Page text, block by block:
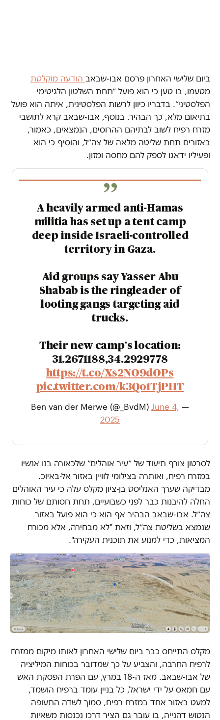
ביום שלישי האחרון פרסם אבו-שבאב הודעה מוקלטת
מטעמו, בו טען כי הוא פועל ״תחת השלטון הלגיטימי
הפלסטיני״. בדבריו כיוון לרשות הפלסטינית, איתה הוא פועל
בתיאום מלא, כך הבהיר. בנוסף, אבו-שבאב קרא לתושבי
מזרח רפיח לשוב לבתיהם ההרוסים, הנמצאים, כאמור,
באזורים תחת שליטה מלאה של צה״ל, והוסיף כי הוא
ופעיליו ידאגו לספק להם מחסה ומזון.
A heavily armed anti-Hamas
militia has set up a tent camp
deep inside Israeli-controlled
territory in Gaza.
Aid groups say Yasser Abu
Shabab is the ringleader of
looting gangs targeting aid
trucks.
Their new camp's location:
31.2671188,34.2929778
https://t.co/Xs2NO9dOPs
pic.twitter.com/k3Qo1TjPHT
— Ben van der Merwe (@_BvdM)
June 4,
2025
לסרטון צורף תיעוד של ״עיר אוהלים״ שלכאורה בנו אנשיו
במזרח רפיח, ואותרה בצילומי לוויין באזור אל-באיוכ.
מבדיקה שערך האנליסט בן-ציון מקלס עלה כי עיר האוהלים
החלה להיבנות כבר לפני כשבועיים, תחת חסותם של כוחות
צה״ל. אבו-שבאב הבהיר אף הוא כי הוא פועל באזור
שנמצא בשליטת צה״ל, וזאת "לא מבחירה, אלא מכורח
המציאות, כדי למנוע את תוכנית העקירה".
מקלס התייחס כבר ביום שלישי האחרון לאותו מיקום ממזרח
לרפיח החרבה, והצביע על כך שמדובר בכוחות המיליציה
של אבו-שבאב. מאז ה-18 במרץ, עם הפרת הפסקת האש
עם חמאס על ידי ישראל, כל בניין עומד ברפיח הושמד,
למעט באזור אחד במזרח רפיח, סמוך לשדה התעופה
הנטוש דהנייה, בו עובר גם הציר דרכו נכנסות משאיות